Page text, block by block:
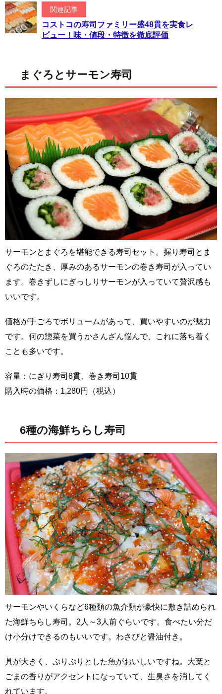
関連記事
コストコの寿司ファミリー盛48貫を実食レ
ビュー！味・値段・特徴を徹底評価
まぐろとサーモン寿司
サーモンとまぐろを堪能できる寿司セット。握り寿司とま
ぐろのたたき、厚みのあるサーモンの巻き寿司が入ってい
ます。巻きずしにぎっしりサーモンが入っていて贅沢感も
いいです。
価格が手ごろでボリュームがあって、買いやすいのが魅力
です。何の惣菜を買うかさんざん悩んで、これに落ち着く
ことも多いです。
容量：にぎり寿司8貫、巻き寿司10貫
購入時の価格：1,280円（税込）
6種の海鮮ちらし寿司
サーモンやいくらなど6種類の魚介類が豪快に敷き詰められ
た海鮮ちらし寿司。2人～3人前ぐらいです。食べたい分だ
け小分けできるのもいいです。わさびと醤油付き。
具が大きく、ぷりぷりとした魚がおいしいですね。大葉と
ごまの香りがアクセントになっていて、生臭さを消してく
れています。